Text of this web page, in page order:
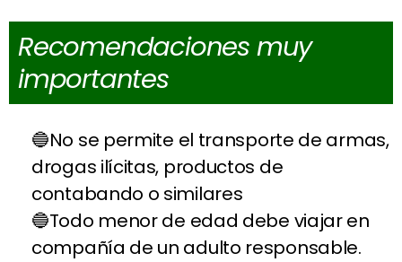
Recomendaciones muy
importantes
No se permite el transporte de armas,
drogas ilícitas, productos de
contabando o similares
Todo menor de edad debe viajar en
compañía de un adulto responsable.